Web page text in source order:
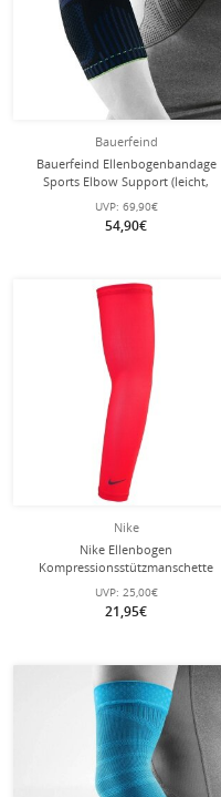
Bauerfeind
Bauerfeind Ellenbogenbandage
Sports Elbow Support (leicht,
komfortabel) schwarz/blau - 1 Stück
UVP: 69,90€
54,90€
Nike
Nike Ellenbogen
Kompressionsstützmanschette
Lightweight Sleeves 2.0 - rot 2 Stück
UVP: 25,00€
21,95€